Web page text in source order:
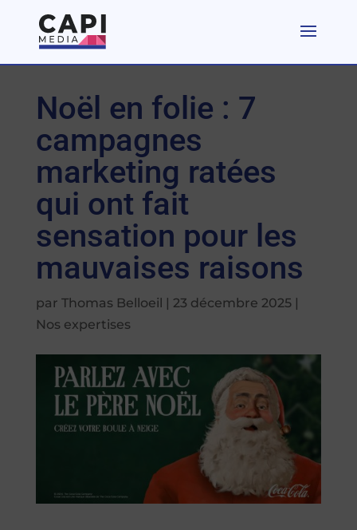
Noël en folie : 7
campagnes
marketing ratées
qui ont fait
sensation pour les
mauvaises raisons
par Thomas Belloeil | 23 décembre 2025|
Nos expertises